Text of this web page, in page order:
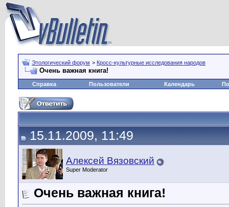
Этологический форум > Кросс-культурные исследования народов
Очень важная книга!
Справка Пользователи Календарь
15.11.2009, 11:49
Алексей Вязовский
Super Moderator
Очень важная книга!